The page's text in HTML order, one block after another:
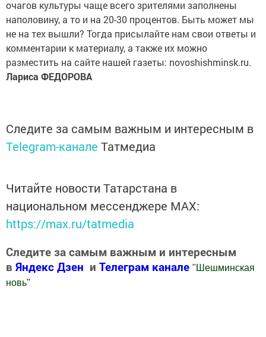
очагов культуры чаще всего зрителями заполнены
наполовину, а то и на 20-30 процентов. Быть может мы
не на тех вышли? Тогда присылайте нам свои ответы и
комментарии к материалу, а также их можно
разместить на сайте нашей газеты: novoshishminsk.ru.
Лариса ФЕДОРОВА
Следите за самым важным и интересным в
Telegram-канале Татмедиа
Читайте новости Татарстана в
национальном мессенджере MАХ:
https://max.ru/tatmedia
Следите за самым важным и интересным
в Яндекс Дзен и Телеграм канале " Шешминская
новь"